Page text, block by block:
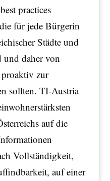
practices
für jede Bürgerin
Städte und
und daher von
zur
sollten. TI-Austria
auf die
Vollständigkeit,
auf einer